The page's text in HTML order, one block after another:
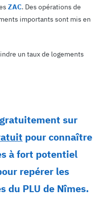
ZAC. Des opérations de
importants sont mis en
un taux de logements
sur
pour connaître
à fort potentiel
repérer les
du PLU de Nîmes.